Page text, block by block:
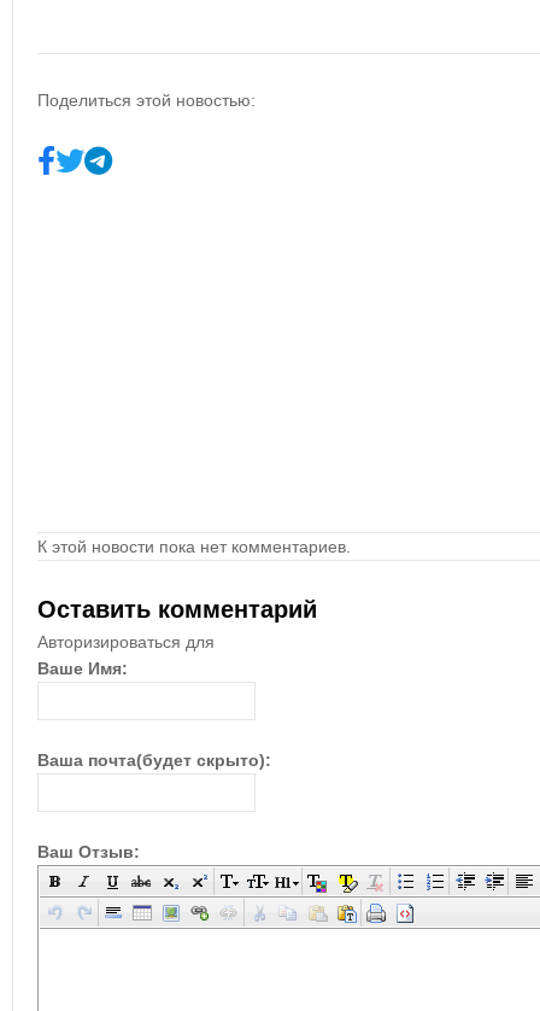
Поделиться этой новостью:
К этой новости пока нет комментариев.
Оставить комментарий
Авторизироваться для
Ваше Имя:
Ваша почта(будет скрыто):
Ваш Отзыв: